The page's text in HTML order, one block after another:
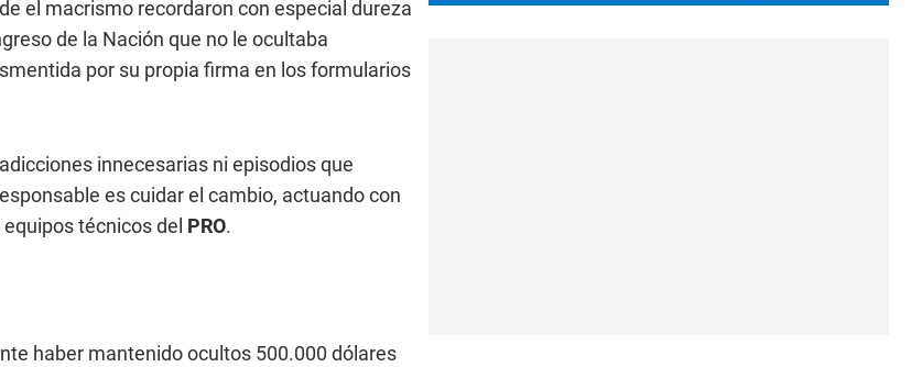
el macrismo recordaron con especial dureza
de la Nación que no le ocultaba
por su propia firma en los formularios
innecesarias ni episodios que
es cuidar el cambio, actuando con
técnicos del PRO.
haber mantenido ocultos 500.000 dólares